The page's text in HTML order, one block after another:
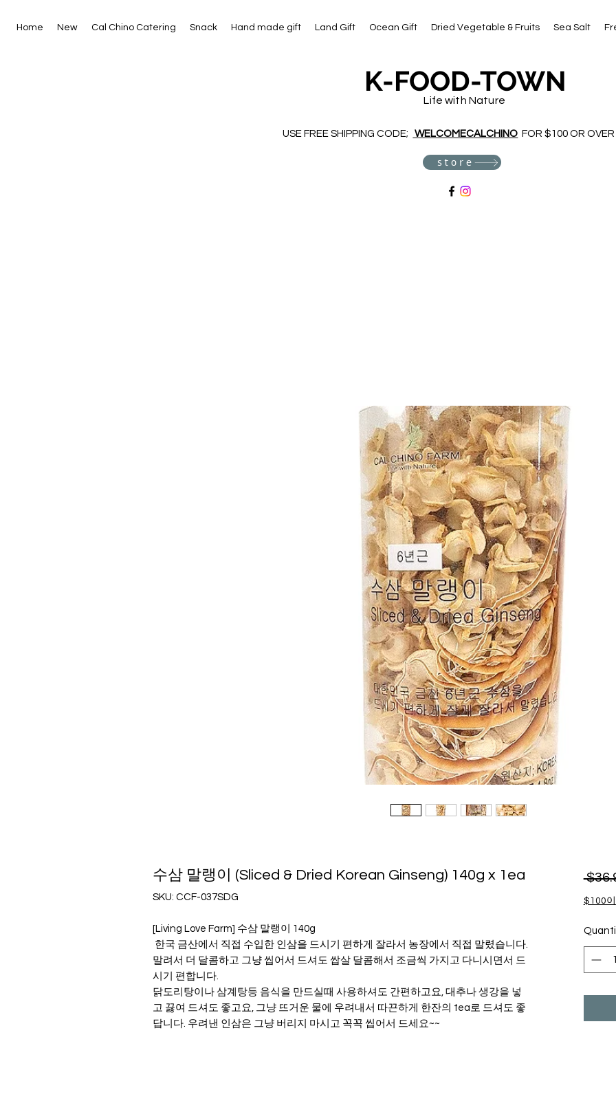
Home New Cal Chino Catering Snack Hand made gift Land Gift Ocean Gift Dried Vegetable & Fruits Sea Salt
K-FOOD-TOWN
USE FREE SHIPPING CODE; WELCOMECALCHINO FOR $100 OR
store
Life with Nature
수삼 말랭이 (Sliced & Dried Korean Ginseng) 140g x 1ea
SKU: CCF-037SDG
[Living Love Farm] 수삼 말랭이 140g
한국 금산에서 직접 수입한 인삼을 드시기 편하게 잘라서 농장에서 직접 말렸습니다.
말려서 더 달콤하고 그냥 씹어서 드셔도 쌉살 달콤해서 조금씩 가지고 다니시면서 드
시기 편합니다.
닭도리탕이나 삼계탕등 음식을 만드실때 사용하셔도 간편하고요, 대추나 생강을 넣
고 끓여 드셔도 좋고요, 그냥 뜨거운 물에 우려내서 따끈하게 한잔의 tea로 드셔도 좋
답니다. 우려낸 인삼은 그냥 버리지 마시고 꼭꼭 씹어서 드세요~~
$100